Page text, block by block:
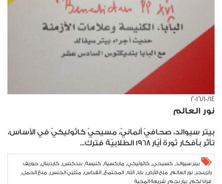
١٤‏/١٠‏/٢٠١٦
نور العالم
بيتر سيوالد، صحافيّ ألمانيّ، مسيحيّ كاثوليكيّ في الأساس،
تأثّر بأفكار ثورة أيّار ١٩٦٨ الطلابيّة فترك...
بيتر سيوالد, كسيحي, كاثوليكي, ماركسية, كنيسة, بندكتس, كاردينال, جوزيف
راتزينجر, نور العالم, ملح الأرض, بابا, الله, المجتمع, القداس, مثلييّ الجنس, منع الحمل,
قرانا لكم, بيار نجم, شريعة المحبة